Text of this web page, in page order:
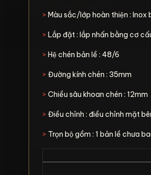
> Màu sắc/lớp hoàn thiện : Inox
> Lắp đặt : lắp nhấn bằng cơ
> Hệ chén bản lề : 48/6
> Đường kính chén : 35mm
> Chiều sâu khoan chén : 12mm
> Điều chỉnh : điều chỉnh mặt
> Trọn bộ gồm : 1 bản lề chưa